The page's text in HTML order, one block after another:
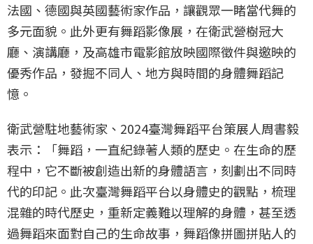
法國、德國與英國藝術家作品，讓觀眾一睹當代舞的
多元面貌。此外更有舞蹈影像展，在衛武營樹冠大
廳、演講廳，及高雄市電影館放映國際徵件與邀映的
優秀作品，發掘不同人、地方與時間的身體舞蹈記
憶。
衛武營駐地藝術家、2024臺灣舞蹈平台策展人周書毅
表示：「舞蹈，一直紀錄著人類的歷史。在生命的歷
程中，它不斷被創造出新的身體語言，刻劃出不同時
代的印記。此次臺灣舞蹈平台以身體史的觀點，梳理
混雜的時代歷史，重新定義難以理解的身體，甚至透
過舞蹈來面對自己的生命故事，舞蹈像拼圖拼貼人的